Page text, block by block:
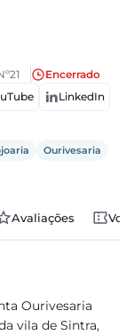
Encerrado
LinkedIn
Ourivesaria
Avaliações
Ourivesaria
vila de Sintra,